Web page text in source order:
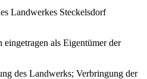
Landwerkes Steckelsdorf
eingetragen als Eigentümer der
des Landwerks; Verbringung der